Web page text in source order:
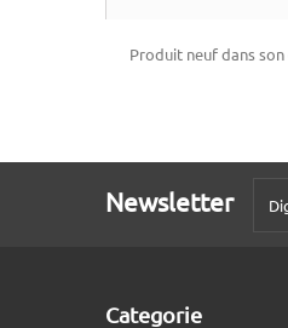
Produit neuf dans
Newsletter
Categorie